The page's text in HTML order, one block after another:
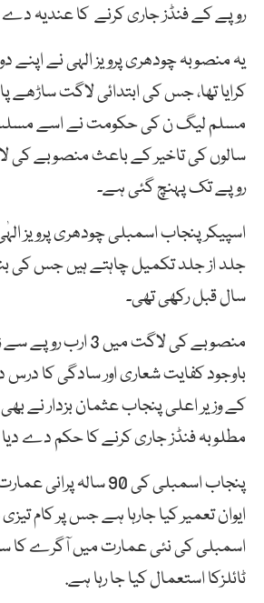
روپے کے فنڈز جاری کرنے کا عندیہ دے
یہ منصوبہ چودھری پرویز الہی نے
کرایا تھا، جس کی ابتدائی لاگت ساڑھے
مسلم لیگ ن کی حکومت نے اسے مسلسل
سالوں کی تاخیر کے باعث منصوبے کی
روپے تک پہنچ گئی ہے۔
اسپیکر پنجاب اسمبلی چودھری پرویز
جلد از جلد تکمیل چاہتے ہیں جس کی
سال قبل رکھی تھی۔
منصوبے کی لاگت میں
باوجود کفایت شعاری اور سادگی کا درس
کے وزیر اعلی پنجاب عثمان بزدار نے
مطلوبہ فنڈز جاری کرنے کا حکم دے
پنجاب اسمبلی کی 90 سالہ
ایوان تعمیر کیا جارہا ہے جس پر کام
اسمبلی کی نئی عمارت میں آگرے کا
ٹائلزکا استعمال کیا جا رہا ہے.